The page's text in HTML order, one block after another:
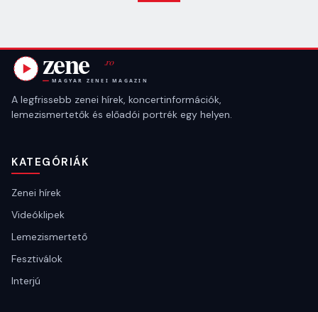
A legfrissebb zenei hírek, koncertinformációk,
lemezismertetők és előadói portrék egy helyen.
KATEGÓRIÁK
Zenei hírek
Videóklipek
Lemezismertető
Fesztiválok
Interjú